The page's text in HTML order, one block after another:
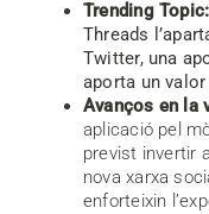
Trending Topic:
Threads
Twitter, una
aporta un valor
Avanços en la
aplicació pel
previst invertir
nova xarxa
enforteixin